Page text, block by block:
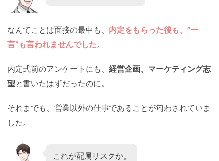
なんてことは面接の最中も、 内定をもらった後も、”一
言”も言われませんでした。
内定式前のアンケートにも、 経営企画、マーケティング志
望と書いたはずだったのに。
それまでも、営業以外の仕事であることが匂わされていま
した。
これが配属リスクか。